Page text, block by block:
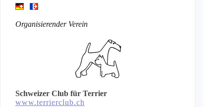
Organisierender Verein
Schweizer Club für Terrier
www.terrierclub.ch